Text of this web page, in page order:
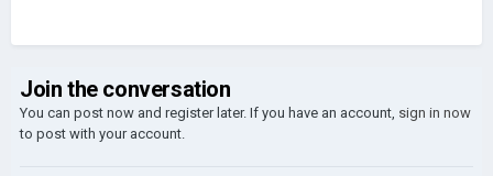
Join the conversation
You can post now and register later. If you have an account, sign in now
to post with your account.